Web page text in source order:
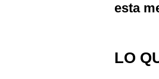
esta
LO